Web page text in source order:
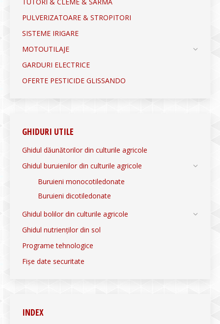
TUTORI & CLEME & SÂRMĂ
PULVERIZATOARE & STROPITORI
SISTEME IRIGARE
MOTOUTILAJE
GARDURI ELECTRICE
OFERTE PESTICIDE GLISSANDO
GHIDURI UTILE
Ghidul dăunătorilor din culturile agricole
Ghidul buruienilor din culturile agricole
Buruieni monocotiledonate
Buruieni dicotiledonate
Ghidul bolilor din culturile agricole
Ghidul nutrienților din sol
Programe tehnologice
Fișe date securitate
INDEX